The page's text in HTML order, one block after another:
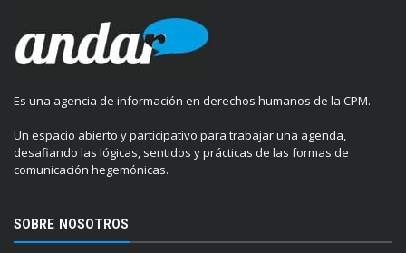
Es una agencia de información en derechos humanos de la CPM.
Un espacio abierto y participativo para trabajar una agenda,
desafiando las lógicas, sentidos y prácticas de las formas de
comunicación hegemónicas.
SOBRE NOSOTROS